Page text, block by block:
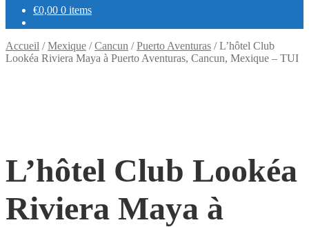
€0,00 0 items
Accueil /Mexique /Cancun /Puerto Aventuras /L’hôtel Club
Lookéa Riviera Maya à Puerto Aventuras, Cancun, Mexique – TUI
L’hôtel Club Lookéa
Riviera Maya à